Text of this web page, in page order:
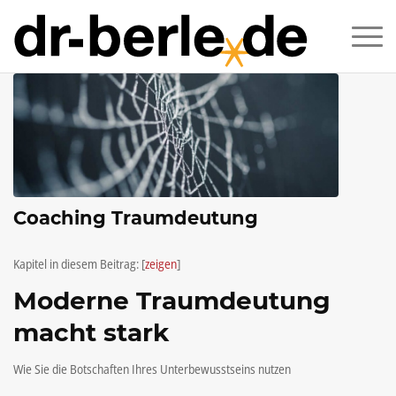
Coaching Traumdeutung
Kapitel in diesem Beitrag: [zeigen]
Moderne Traumdeutung
macht stark
Wie Sie die Botschaften Ihres Unterbewusstseins nutzen